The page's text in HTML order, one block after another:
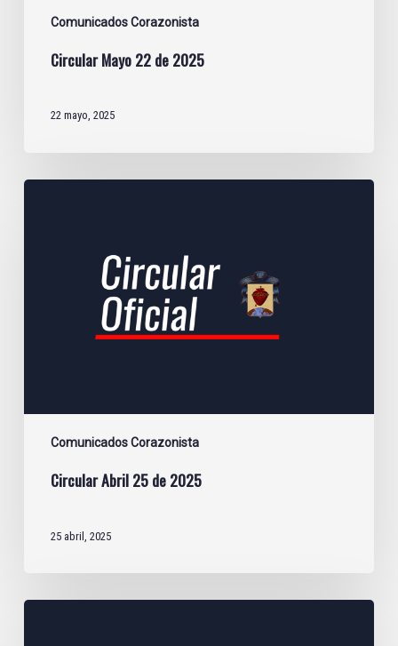
Comunicados Corazonista
Circular Mayo 22 de 2025
22 mayo, 2025
Comunicados Corazonista
Circular
Circular Abril 25 de 2025
25 abril, 2025